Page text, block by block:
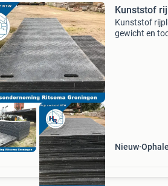
Kunststof
Kunststof
gewicht en
Nieuw